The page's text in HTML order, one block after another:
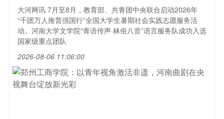
大河网讯 7月至8月，教育部、共青团中央联合启动2026年
“千团万人推普强国行”全国大学生暑期社会实践志愿服务活
动。河南大学文学院“青语传声·林俗八音”语言服务队成功入选
国家级重点团队
2026-08-06 11:06:00